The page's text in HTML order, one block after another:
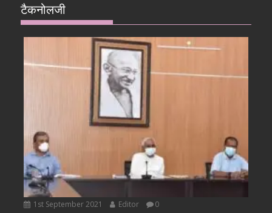
टैकनोलजी
1st September 2021 Editor 0